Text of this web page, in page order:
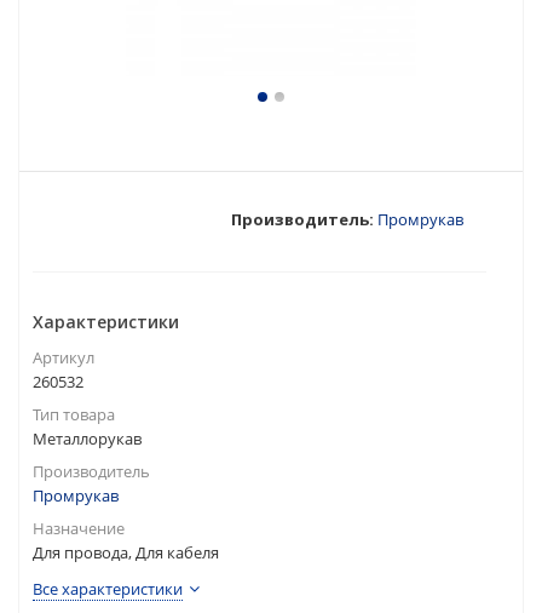
Производитель: Промрукав
Характеристики
Артикул
260532
Тип товара
Металлорукав
Производитель
Промрукав
Назначение
Для провода, Для кабеля
Все характеристики